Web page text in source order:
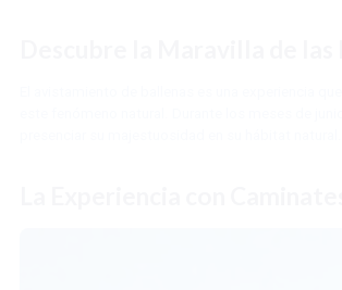
El avistamiento de ballenas es una experiencia
este fenómeno natural. Durante los meses de